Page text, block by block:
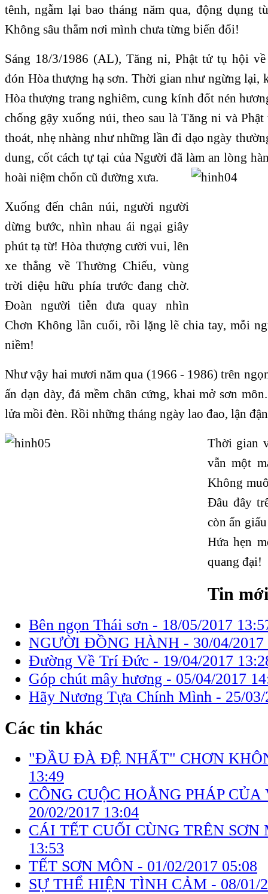
tênh, ngẫm lại bao tháng năm qua, động dụng
Không sâu thẳm nơi mình chưa từng biến đổi!
Sáng 18/3/1986 (AL), Tăng ni, Phật tử tụ hội
đón Hòa thượng hạ sơn. Thời gian như ngừng lại,
Hòa thượng trang nghiêm, cung kính đốt nén
chống gậy xuống núi, theo sau là Tăng ni và
thoát, nhẹ nhàng như những lần đi dạo ngày
dung, cốt cách tự tại của Người đã làm an lòng
hoài niệm chốn cũ đường xưa.
Xuống đến chân núi, người người
dừng bước, nhìn nhau ái ngại giây
phút tạ từ! Hòa thượng cười vui, lên
xe thẳng về Thường Chiếu, vùng
trời diệu hữu phía trước đang chờ.
Ðoàn người tiễn đưa quay nhìn
Chơn Không lần cuối, rồi lặng lẽ chia tay, mỗi
niềm!
Như vậy hai mươi năm qua (1966 - 1986) trên
ấn dạn dày, đá mềm chân cứng, khai mở sơn
lửa mồi đèn. Rồi những tháng ngày lao đao, lận
Thời gian
vẫn một
Không
Ðâu đây
còn ẩn
Hứa hẹn
quang đại!
Tin mới
Bên ngọn Thái sơn - 18/05/2017
NGƯỜI ĐỒNG HÀNH - 30/04/
Đường Về Trí Đức - 19/04/2017
Góp chút mây hương - 05/04/2017
Hãy Nương Tựa Chính Mình - 25/
Các tin khác
"ÐẦU ÐÀ ÐỆ NHẤT" CHƠN
13:49
CÔNG CUỘC HOẰNG PHÁP CỦA
20/02/2017 13:04
CÁI TẾT CUỐI CÙNG TRÊN
13:53
TẾT SƠN MÔN - 01/02/2017 05:08
SỰ THỂ HIỆN TÌNH CẢM - 08/01/